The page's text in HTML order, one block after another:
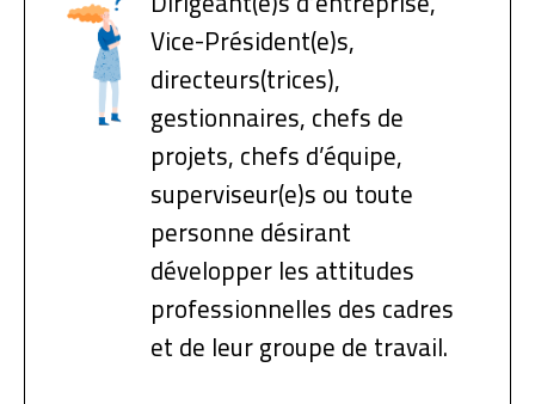
Vice-Président(e)s,
directeurs(trices),
gestionnaires, chefs de
projets, chefs d’équipe,
superviseur(e)s ou toute
personne désirant
développer les attitudes
professionnelles des cadres
et de leur groupe de travail.